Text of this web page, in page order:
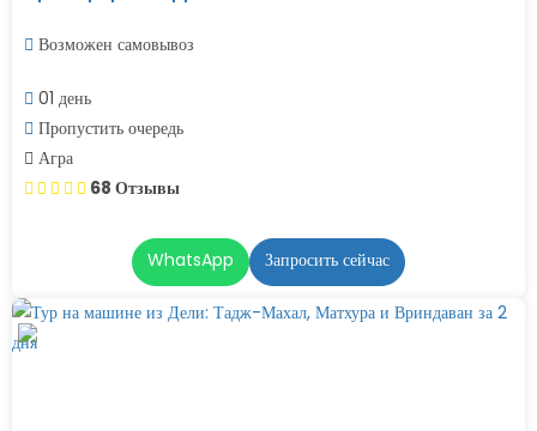
Возможен самовывоз
01 день
Пропустить очередь
Агра
68 Отзывы
WhatsApp Запросить сейчас